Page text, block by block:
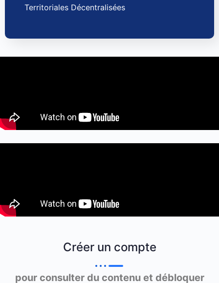
Territoriales Décentralisées
Créer un compte
pour consulter du contenu et débloquer